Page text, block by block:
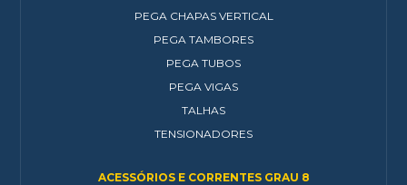
PEGA CHAPAS VERTICAL
PEGA TAMBORES
PEGA TUBOS
PEGA VIGAS
TALHAS
TENSIONADORES
ACESSÓRIOS E CORRENTES GRAU 8